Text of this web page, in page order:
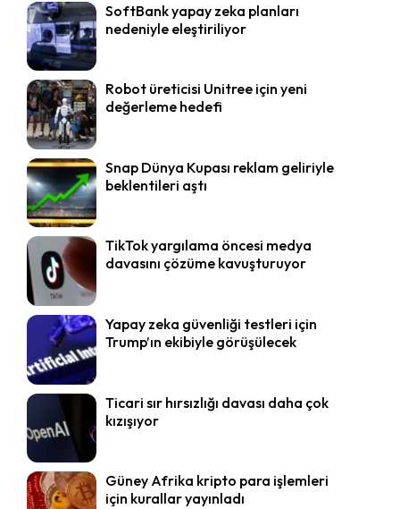
SoftBank yapay zeka planları
nedeniyle eleştiriliyor
Robot üreticisi Unitree için yeni
değerleme hedefi
Snap Dünya Kupası reklam geliriyle
beklentileri aştı
TikTok yargılama öncesi medya
davasını çözüme kavuşturuyor
Yapay zeka güvenliği testleri için
Trump’ın ekibiyle görüşülecek
Ticari sır hırsızlığı davası daha çok
kızışıyor
Güney Afrika kripto para işlemleri
için kurallar yayınladı